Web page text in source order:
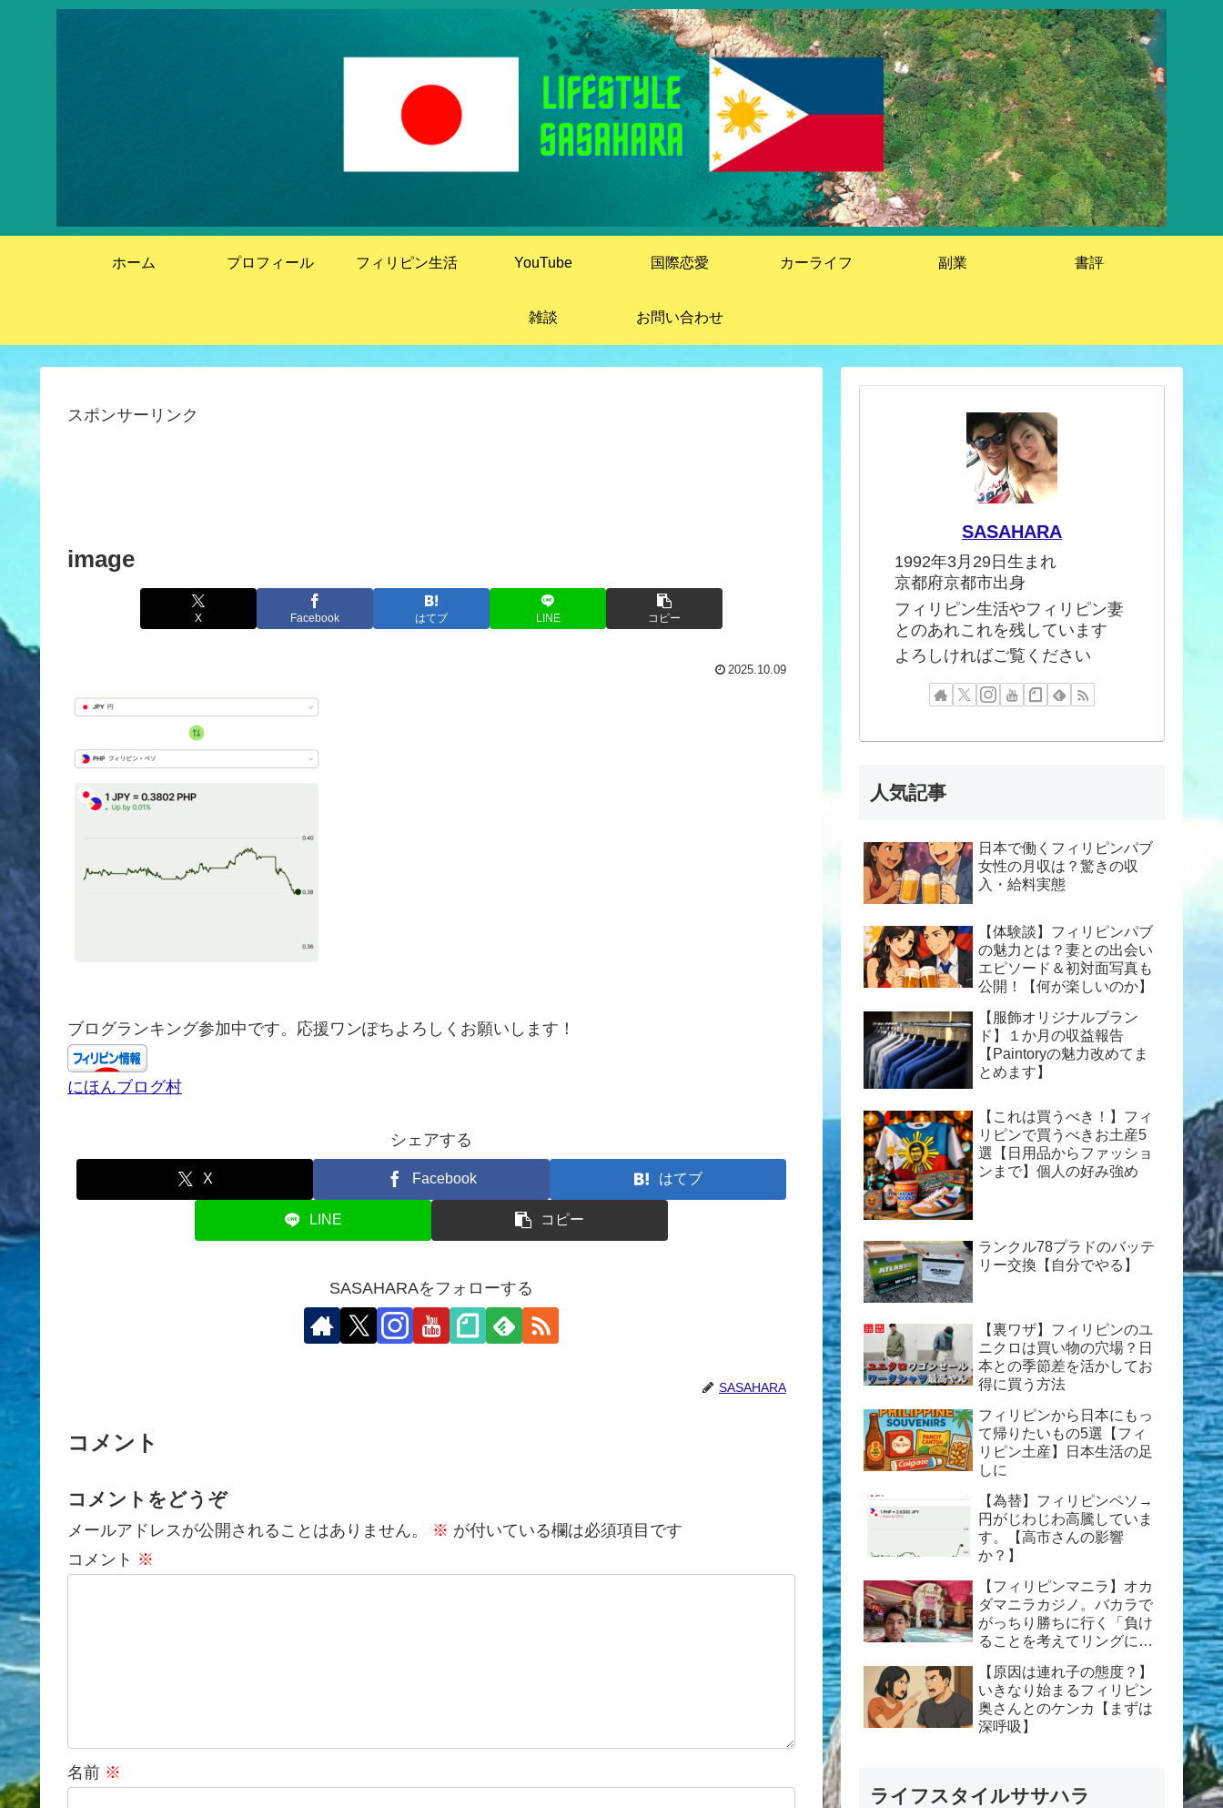
ホーム プロフィール フィリピン生活 YouTube 国際恋愛 カーライフ 副業 書評
雑談 お問い合わせ
スポンサーリンク
image
X Facebook はてブ LINE コピー
2025.10.09
ブログランキング参加中です。応援ワンぽちよろしくお願いします！
にほんブログ村
シェアする
X Facebook はてブ
LINE コピー
SASAHARAをフォローする
SASAHARA
コメント
コメントをどうぞ
メールアドレスが公開されることはありません。 ※ が付いている欄は必須項目です
コメント ※
名前 ※
SASAHARA
1992年3月29日生まれ
京都府京都市出身
フィリピン生活やフィリピン妻
とのあれこれを残しています
よろしければご覧ください
人気記事
日本で働くフィリピンパブ
女性の月収は？驚きの収
入・給料実態
【体験談】フィリピンパブ
の魅力とは？妻との出会い
エピソード＆初対面写真も
公開！【何が楽しいのか】
【服飾オリジナルブラン
ド】１か月の収益報告
【Paintoryの魅力改めてま
とめます】
【これは買うべき！】フィ
リピンで買うべきお土産5
選【日用品からファッショ
ンまで】個人の好み強め
ランクル78プラドのバッテ
リー交換【自分でやる】
【裏ワザ】フィリピンのユ
ニクロは買い物の穴場？日
本との季節差を活かしてお
得に買う方法
フィリピンから日本にもっ
て帰りたいもの5選【フィ
リピン土産】日本生活の足
しに
【為替】フィリピンペソ→
円がじわじわ高騰していま
す。【高市さんの影響
か？】
【フィリピンマニラ】オカ
ダマニラカジノ。バカラで
がっちり勝ちに行く「負け
ることを考えてリングに上
よ」
【原因は連れ子の態度？】
いきなり始まるフィリピン
奥さんとのケンカ【まずは
深呼吸】
ライフスタイルササハラ